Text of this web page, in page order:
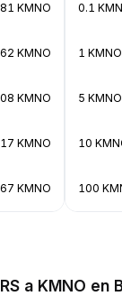
KMNO
KMNO
KMNO
KMNO
KMNO
0.1
1 KMNO
5 KMNO
10
100
a KMNO en